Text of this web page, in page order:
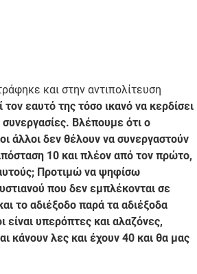
και στην αντιπολίτευση
τον εαυτό της τόσο ικανό να κερδίσει
συνεργασίες. Βλέπουμε ότι ο
άλλοι δεν θέλουν να συνεργαστούν
10 και πλέον από τον πρώτο,
Προτιμώ να ψηφίσω
που δεν εμπλέκονται σε
το αδιέξοδο παρά τα αδιέξοδα
υπερόπτες και αλαζόνες,
κάνουν λες και έχουν 40 και θα μας